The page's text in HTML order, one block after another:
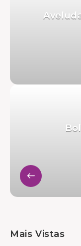
Mais Vistas